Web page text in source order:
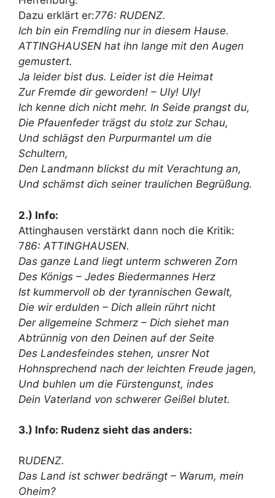
Dazu erklärt er:776: RUDENZ.
Ich bin ein Fremdling nur in diesem Hause.
ATTINGHAUSEN hat ihn lange mit den Augen
gemustert.
Ja leider bist dus. Leider ist die Heimat
Zur Fremde dir geworden! – Uly! Uly!
Ich kenne dich nicht mehr. In Seide prangst du,
Die Pfauenfeder trägst du stolz zur Schau,
Und schlägst den Purpurmantel um die
Schultern,
Den Landmann blickst du mit Verachtung an,
Und schämst dich seiner traulichen Begrüßung.
2.) Info:
Attinghausen verstärkt dann noch die Kritik:
786: ATTINGHAUSEN.
Das ganze Land liegt unterm schweren Zorn
Des Königs – Jedes Biedermannes Herz
Ist kummervoll ob der tyrannischen Gewalt,
Die wir erdulden – Dich allein rührt nicht
Der allgemeine Schmerz – Dich siehet man
Abtrünnig von den Deinen auf der Seite
Des Landesfeindes stehen, unsrer Not
Hohnsprechend nach der leichten Freude jagen,
Und buhlen um die Fürstengunst, indes
Dein Vaterland von schwerer Geißel blutet.
3.) Info: Rudenz sieht das anders:
RUDENZ.
Das Land ist schwer bedrängt – Warum, mein
Oheim?